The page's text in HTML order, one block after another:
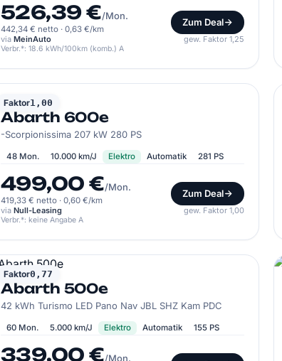
526,39 €/Mon.
442,34 € netto · 0,63 €/km
Zum Deal
via MeinAuto gew. Faktor 1,25
Verbr.*: 18.6 kWh/100km (komb.) A
Faktor1,00
ABARTH
Abarth 600e
-Scorpionissima 207 kW 280 PS
48 Mon. 10.000 km/J Elektro Automatik 281 PS
499,00 €/Mon.
419,33 € netto · 0,60 €/km
Zum Deal
via Null-Leasing gew. Faktor 1,00
Verbr.*: keine Angabe A
Faktor0,77
ABARTH
Abarth 500e
42 kWh Turismo LED Pano Nav JBL SHZ Kam PDC
60 Mon. 5.000 km/J Elektro Automatik 155 PS
339,00 €/Mon.